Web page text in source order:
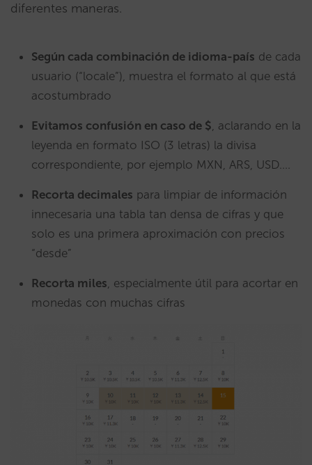
diferentes maneras.
Según cada combinación de idioma-país de cada
usuario (“locale”), muestra el formato al que está
acostumbrado
Evitamos confusión en caso de $, aclarando en la
leyenda en formato ISO (3 letras) la divisa
correspondiente, por ejemplo MXN, ARS, USD….
Recorta decimales para limpiar de información
innecesaria una tabla tan densa de cifras y que
solo es una primera aproximación con precios
“desde”
Recorta miles, especialmente útil para acortar en
monedas con muchas cifras